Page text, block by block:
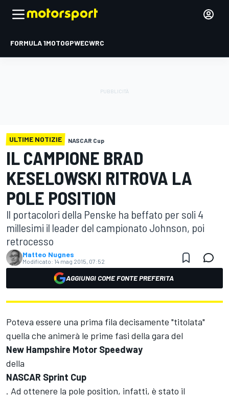
FORMULA 1MOTOGPWECWRC
ULTIME NOTIZIE NASCAR Cup
IL CAMPIONE BRAD
KESELOWSKI RITROVA LA
POLE POSITION
Il portacolori della Penske ha beffato per soli 4
millesimi il leader del campionato Johnson, poi
retrocesso
Matteo Nugnes
Modificato: 14 mag 2015, 07:52
AGGIUNGI COME FONTE PREFERITA
Poteva essere una prima fila decisamente "titolata"
quella che animerà le prime fasi della gara del
New Hampshire Motor Speedway
della
NASCAR Sprint Cup
. Ad ottenere la pole position, infatti, è stato il